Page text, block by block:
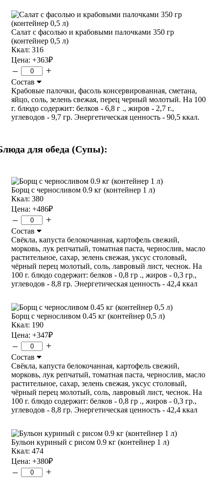
Салат с фасолью и крабовыми палочками 350 гр
(контейнер 0,5 л)
Ккал: 316
Цена: +363₽
– +
Состав
Крабовые палочки, фасоль консервированная, сметана,
яйцо, соль, зелень свежая, перец черный молотый. На 100
г. блюдо содержит: белков - 6,8 г ., жиров - 2,7 г.,
углеводов - 9,7 гр. Энергетическая ценность - 90,5 ккал.
для обеда (Супы):
Борщ с черносливом 0.9 кг (контейнер 1 л)
Ккал: 380
Цена: +486₽
– +
Состав
Свёкла, капуста белокочанная, картофель свежий,
морковь, лук репчатый, томатная паста, чернослив, масло
растительное, сахар, зелень свежая, уксус столовый,
чёрный перец молотый, соль, лавровый лист, чеснок. На
100 г. блюдо содержит: белков - 0,8 гр ., жиров - 0,3 гр.,
углеводов - 8,8 гр. Энергетическая ценность - 42,4 ккал
Борщ с черносливом 0.45 кг (контейнер 0,5 л)
Ккал: 190
Цена: +347₽
– +
Состав
Свёкла, капуста белокочанная, картофель свежий,
морковь, лук репчатый, томатная паста, чернослив, масло
растительное, сахар, зелень свежая, уксус столовый,
чёрный перец молотый, соль, лавровый лист, чеснок. На
100 г. блюдо содержит: белков - 0,8 гр ., жиров - 0,3 гр.,
углеводов - 8,8 гр. Энергетическая ценность - 42,4 ккал
Бульон куриный с рисом 0.9 кг (контейнер 1 л)
Ккал: 474
Цена: +380₽
– +